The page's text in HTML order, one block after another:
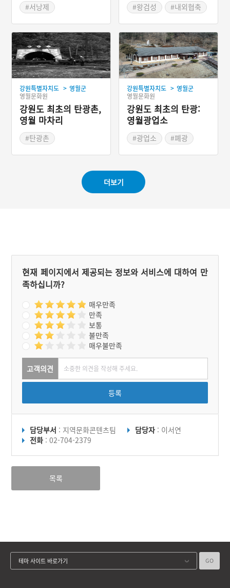
외에 성황제라 부르기도 하
는데 조선시대의 왕인 단종
(조선 6대 왕)을 신으로 모
시고 있다. 마을주민들이 신
목으로 생각하는 나무에 제
의를 지내고 있다. 녹전리
서낭제의 비용은 마을의 공
동자금과 주민들이 자발적
으로 내는 성금으로 충당한
다. 제의에 사용하는 제물에
는 소머리, 백설기, 과일과
채소, 포, 어류 등이다. 제관
은 제물 준비는 물론이거니
와 전체적인 제의를 진행한
다. 제의는 초헌관의 의식을
시작으로 아헌관의 의식, 축
관의 독축, 종헌관의 의식
용이 마무리되면 음복을 한
#서낭제
#영월 마을신앙
#왕검성
#내외협축
강원특별자치도 > 영월군
영월문화원
강원도 최초의 탄광촌,
영월 마차리
#탄광촌
강원특별자치도 > 영월군
영월문화원
강원도 최초의 탄광:
영월광업소
#광업소 #폐광
더보기
현재 페이지에서 제공되는 정보와 서비스에 대하여 만
족하십니까?
매우만족
만족
보통
불만족
매우불만족
고객의견
등록
담당부서 : 지역문화콘텐츠팀 담당자 : 이서연
전화 : 02-704-2379
목록
테마 사이트 바로가기 GO